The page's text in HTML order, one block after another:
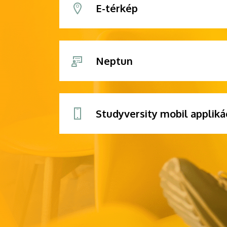
E-térkép
Neptun
Studyversity mobil